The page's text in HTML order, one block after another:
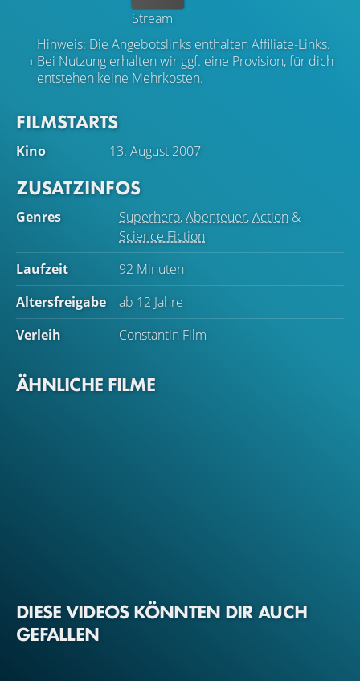
Stream
Hinweis: Die Angebotslinks enthalten Affiliate-Links.
Bei Nutzung erhalten wir ggf. eine Provision, für dich
entstehen keine Mehrkosten.
FILMSTARTS
Kino 13. August 2007
ZUSATZINFOS
Genres Superhero,Abenteuer,Action &
Science Fiction
Laufzeit
92 Minuten
Altersfreigabe
ab 12 Jahre
Verleih
Constantin Film
ÄHNLICHE FILME
DIESE VIDEOS KÖNNTEN DIR AUCH
GEFALLEN